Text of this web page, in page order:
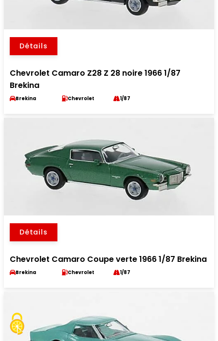
Détails
Chevrolet Camaro Z28 Z 28 noire 1966 1/87
Brekina
Brekina Chevrolet 1/87
Détails
Chevrolet Camaro Coupe verte 1966 1/87 Brekina
Brekina Chevrolet 1/87